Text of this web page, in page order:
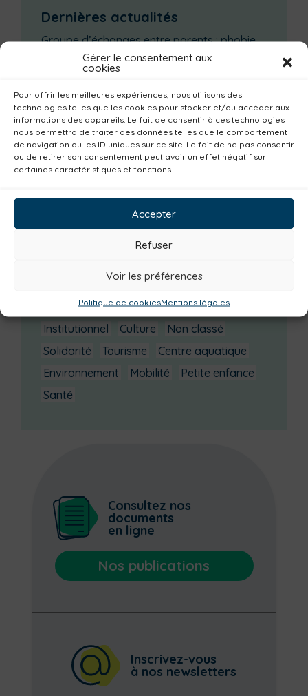
Gérer le consentement aux
cookies
Pour offrir les meilleures expériences, nous utilisons des
technologies telles que les cookies pour stocker et/ou accéder aux
informations des appareils. Le fait de consentir à ces technologies
nous permettra de traiter des données telles que le comportement
de navigation ou les ID uniques sur ce site. Le fait de ne pas consentir
ou de retirer son consentement peut avoir un effet négatif sur
certaines caractéristiques et fonctions.
Accepter
Refuser
Voir les préférences
Politique de cookiesMentions légales
Dernières actualités
Groupe d’échanges entre parents : phobie
Ateliers sur la périnatalité
La saison culturelle 2026-2027 est lancée !
Changements d’horaires activités jeunes
Enquête publique
Catégories actualités / agenda
Plan climat Alimentation
Habitat
Jeunesse Sport
Consommer local
Magazine
Bibliothèques
Déchèteries
Familles
Institutionnel
Culture
Non classé
Solidarité
Tourisme
Centre aquatique
Environnement
Mobilité
Petite enfance
Santé
Consultez nos
documents
en ligne
Nos publications
Inscrivez-vous
à nos newsletters